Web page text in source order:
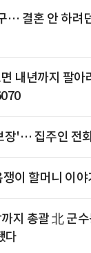
… 결혼 안 하려
내년까지 팔
장'… 집주인 전
이 할머니 이야
지 총괄 北 군
다